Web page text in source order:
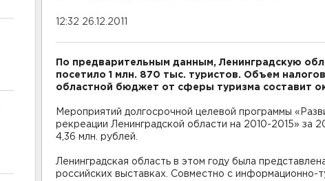
12:32 26.12.2011
По предварительным данным, Ленинградскую
посетило 1 млн. 870 тыс. туристов. Объем
областной бюджет от сферы туризма составит
Мероприятий долгосрочной целевой программы
рекреации Ленинградской области на 2010-2015» за
4,36 млн. рублей.
Ленинградская область в этом году была
российских выставках. Совместно с информационно-